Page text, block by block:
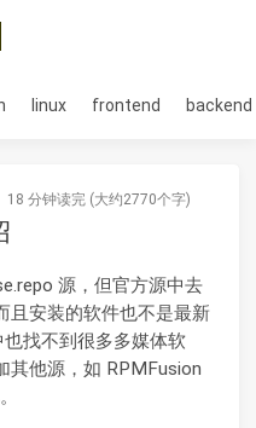
linux frontend backend
18 分钟读完 (大约2770个字)
源，但官方源中去
且安装的软件也不是最新
找不到很多多媒体软
其他源，如 RPMFusion